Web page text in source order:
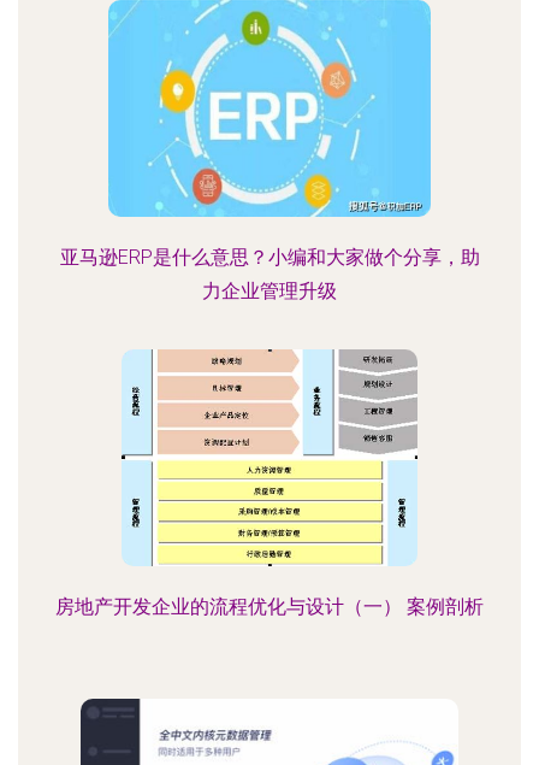
亚马逊ERP是什么意思？小编和大家做个分享，助
力企业管理升级
房地产开发企业的流程优化与设计（一） 案例剖析